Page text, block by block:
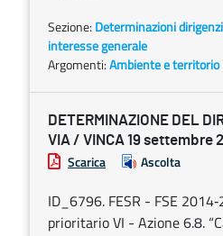
Sezione: Determinazioni
interesse generale
Argomenti:Ambiente e territorio
DETERMINAZIONE DEL
VIA / VINCA 19 settembre
Scarica Ascolta
ID_6796. FESR - FSE
prioritario VI - Azione 6.8.